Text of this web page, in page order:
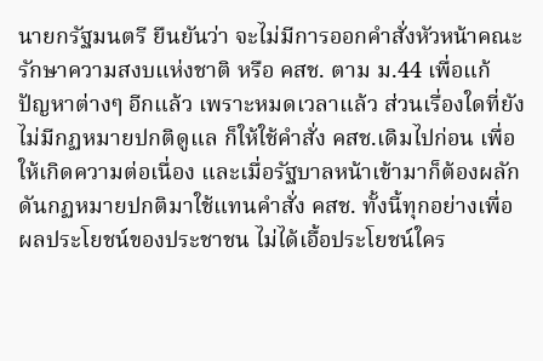
นายกรัฐมนตรี ยืนยันว่า จะไม่มีการออกคำสั่งหัวหน้าคณะ
รักษาความสงบแห่งชาติ หรือ คสช. ตาม ม.44 เพื่อแก้
ปัญหาต่างๆ อีกแล้ว เพราะหมดเวลาแล้ว ส่วนเรื่องใดที่ยัง
ไม่มีกฏหมายปกติดูแล ก็ให้ใช้คำสั่ง คสช.เดิมไปก่อน เพื่อ
ให้เกิดความต่อเนื่อง และเมื่อรัฐบาลหน้าเข้ามาก็ต้องผลัก
ดันกฏหมายปกติมาใช้แทนคำสั่ง คสช. ทั้งนี้ทุกอย่างเพื่อ
ผลประโยชน์ของประชาชน ไม่ได้เอื้อประโยชน์ใคร